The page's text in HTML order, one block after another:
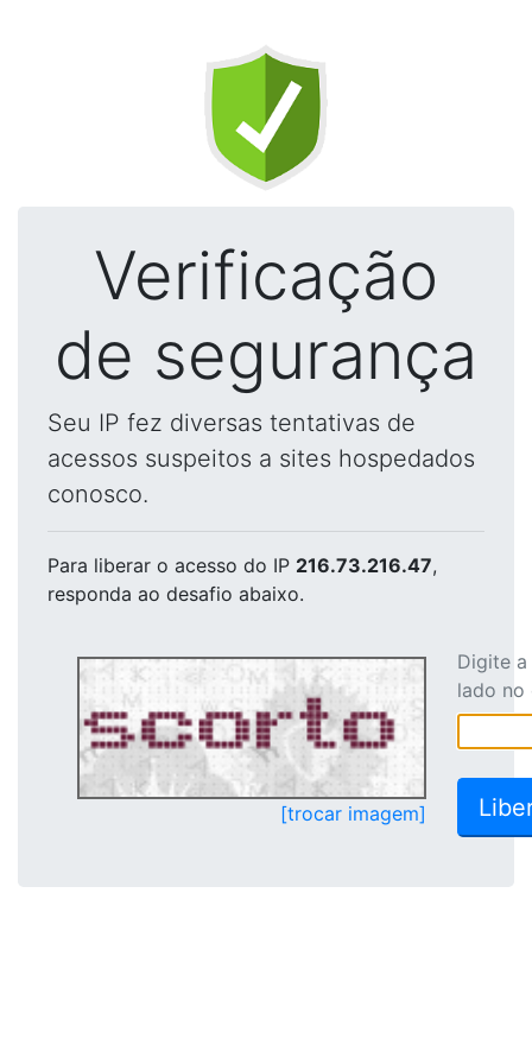
Verificação
de segurança
Seu IP fez diversas tentativas de
acessos suspeitos a sites hospedados
conosco.
Para liberar o acesso do IP 216.73.216.47,
responda ao desafio abaixo.
[trocar imagem]
Digite
lado no